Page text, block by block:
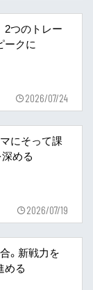
2つのトレー
ークに
2026/07/24
にそって課
める
2026/07/19
。新戦力を
める